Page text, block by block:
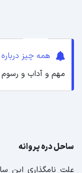
همه چیز درباره
مهم و آداب و رسوم
ساحل دره پروانه
علت نامگذاری این